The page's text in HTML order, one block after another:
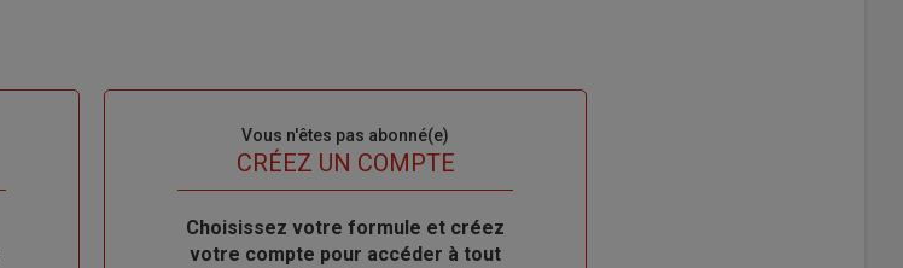
Vous n'êtes pas abonné(e)
TITRECRÉEZ UN COMPTE
Body
Choisissez votre formule et créez
votre compte pour accéder à tout